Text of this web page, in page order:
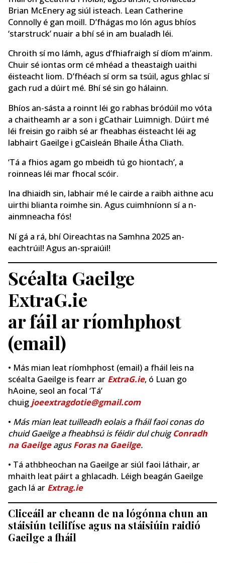
Brian McEnery ag siúl isteach. Lean Catherine
Connolly é gan moill. D’fhágas mo lón agus bhíos
‘starstruck’ nuair a bhí sé in am bualadh léi.
Chroith sí mo lámh, agus d’fhiafraigh sí díom m’ainm.
Chuir sé iontas orm cé mhéad a theastaigh uaithi
éisteacht liom. D’fhéach sí orm sa tsúil, agus ghlac sí
gach rud a dúirt mé. Bhí sé sin go hálainn.
Bhíos an-sásta a roinnt léi go rabhas bródúil mo vóta
a chaitheamh ar a son i gCathair Luimnigh. Dúirt mé
léi freisin go raibh sé ar fheabhas éisteacht léi ag
labhairt Gaeilge i gCaisleán Bhaile Átha Cliath.
‘Tá a fhios agam go mbeidh tú go hiontach’, a
roinneas léi mar fhocal scóir.
Ina dhiaidh sin, labhair mé le cairde a raibh aithne acu
uirthi blianta roimhe sin. Agus cuimhníonn sí a n-
ainmneacha fós!
Ní gá a rá, bhí Oireachtas na Samhna 2025 an-
eachtrúil! Agus an-spraiúil!
Scéalta Gaeilge
ExtraG.ie
ar fáil ar ríomhphost
(email)
• Más mian leat ríomhphost (email) a fháil leis na
scéalta Gaeilge is fearr ar ExtraG.ie, ó Luan go
hAoine, seol an focal ‘Tá’
chuig joeextragdotie@gmail.com
• Más mian leat tuilleadh eolais a fháil faoi conas do
chuid Gaeilge a fheabhsú is féidir dul chuigConradh
na GaeilgeagusForas na Gaeilge.
• Tá athbheochan na Gaeilge ar siúl faoi láthair, ar
mhaith leat páirt a ghlacadh. Léigh beagán Gaeilge
gach lá ar Extrag.ie
Cliceáil ar cheann de na lógónna chun an
stáisiún teilifíse agus na stáisiúin raidió
Gaeilge a fháil